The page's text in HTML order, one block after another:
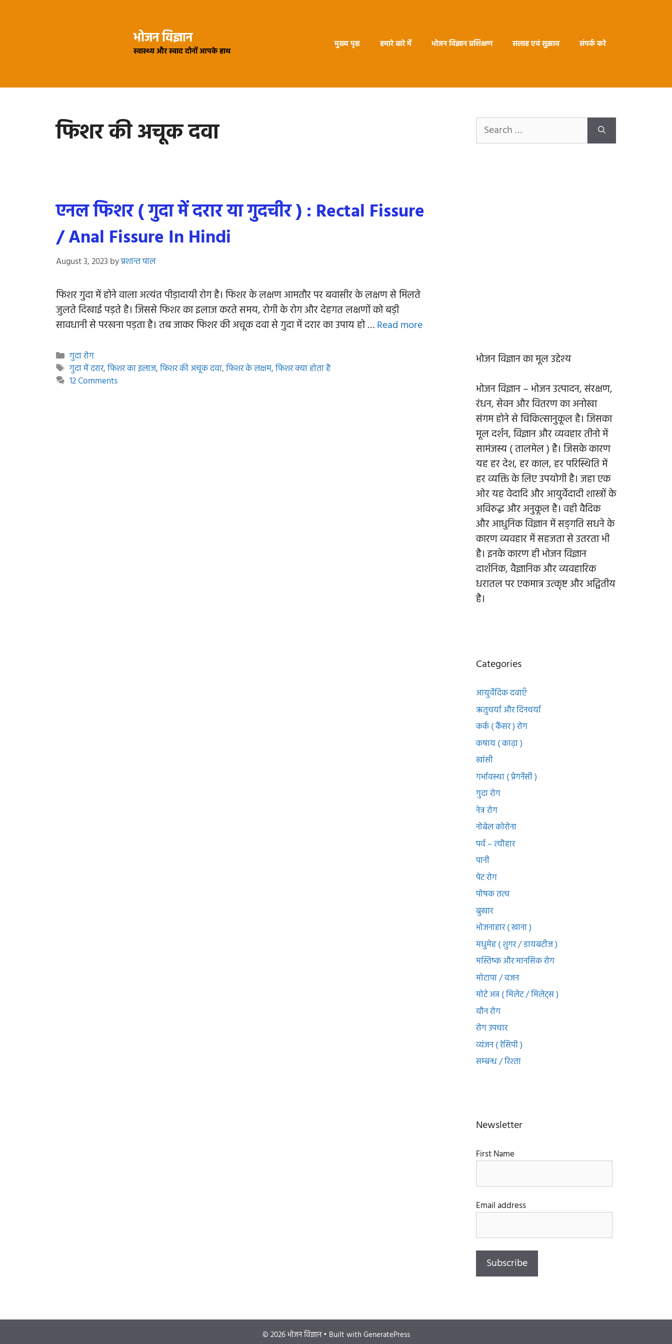
भोजन विज्ञान
स्वास्थ्य और स्वाद दोनों आपके हाथ
मुख्य पृष्ठ हमारे बारे में भोजन विज्ञान प्रशिक्षण सलाह एवं सुझाव संपर्क करे
फिशर की अचूक दवा
एनल फिशर ( गुदा में दरार या गुदचीर ) : Rectal Fissure
/ Anal Fissure In Hindi
August 3, 2023 byप्रशान्त पाल
फिशर गुदा में होने वाला अत्यंत पीड़ादायी रोग है। फिशर के लक्षण आमतौर पर बवासीर के लक्षण से मिलते
जुलते दिखाई पड़ते है। जिससे फिशर का इलाज करते समय, रोगी के रोग और देहगत लक्षणों को बड़ी
सावधानी से परखना पड़ता है। तब जाकर फिशर की अचूक दवा से गुदा में दरार का उपाय हो …Read more
Categories
गुदा रोग
Tags
गुदा में दरार,फिशर का इलाज,फिशर की अचूक दवा,फिशर के लक्षम,फिशर क्या होता है
12 Comments
Search
for:
भोजन विज्ञान का मूल उद्देश्य
भोजन विज्ञान – भोजन उत्पादन, संरक्षण,
रंधन, सेवन और वितरण का अनोखा
संगम होने से चिकित्सानुकूल है। जिसका
मूल दर्शन, विज्ञान और व्यवहार तीनो में
सामंजस्य ( तालमेल ) है। जिसके कारण
यह हर देश, हर काल, हर परिस्थिति में
हर व्यक्ति के लिए उपयोगी है। जहा एक
ओर यह वेदादि और आयुर्वेदादी शास्त्रों के
अविरुद्ध और अनुकूल है। वही वैदिक
और आधुनिक विज्ञान में सङ्गति सधने के
कारण व्यवहार में सहजता से उतरता भी
है। इनके कारण ही भोजन विज्ञान
दार्शनिक, वैज्ञानिक और व्यवहारिक
धरातल पर एकमात्र उत्कृष्ट और अद्वितीय
है।
Categories
आयुर्वेदिक दवाएँ
ऋतुचर्या और दिनचर्या
कर्क ( कैंसर ) रोग
कषाय ( काढ़ा )
खांसी
गर्भावस्था ( प्रेगनेंसी )
गुदा रोग
नेत्र रोग
नोबेल कोरोना
पर्व – त्यौहार
पानी
पेट रोग
पोषक तत्व
बुखार
भोजनाहार ( खाना )
मधुमेह ( शुगर / डायबटीज )
मस्तिष्क और मानसिक रोग
मोटापा / वजन
मोटे अन्न ( मिलेट / मिलेट्स )
यौन रोग
रोग उपचार
व्यंजन ( रेसिपी )
सम्बन्ध / रिश्ता
Newsletter
First Name
Email address
© 2026 भोजन विज्ञान• Built with GeneratePress